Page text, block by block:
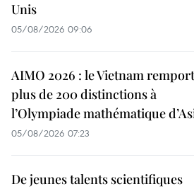
Unis
05/08/2026 09:06
AIMO 2026 : le Vietnam
plus de 200 distinctions à
l’Olympiade mathématique
05/08/2026 07:23
De jeunes talents scientifiques